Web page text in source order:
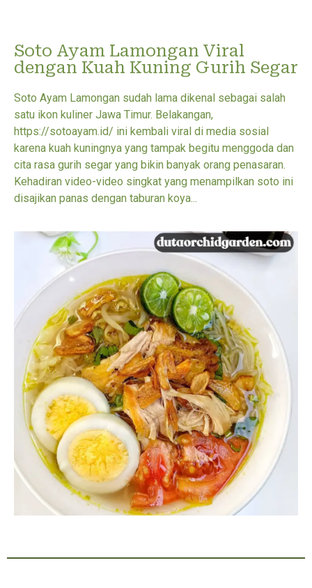
Soto Ayam Lamongan Viral
dengan Kuah Kuning Gurih Segar
Soto Ayam Lamongan sudah lama dikenal sebagai salah
satu ikon kuliner Jawa Timur. Belakangan,
https://sotoayam.id/ ini kembali viral di media sosial
karena kuah kuningnya yang tampak begitu menggoda dan
cita rasa gurih segar yang bikin banyak orang penasaran.
Kehadiran video-video singkat yang menampilkan soto ini
disajikan panas dengan taburan koya...